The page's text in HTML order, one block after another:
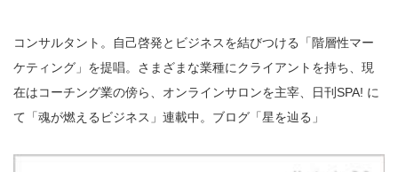
コンサルタント。自己啓発とビジネスを結びつける「階層性マー
ケティング」を提唱。さまざまな業種にクライアントを持ち、現
在はコーチング業の傍ら、オンラインサロンを主宰、日刊SPA! に
て「魂が燃えるビジネス」連載中。ブログ「星を辿る」